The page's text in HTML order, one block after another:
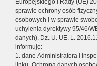
Europejskiego i Rady (UE)
sprawie ochrony osób
osobowych i w sprawie
uchylenia dyrektywy 95/46/
danych), Dz. U. UE. L.
informuję:
1. dane Administratora i